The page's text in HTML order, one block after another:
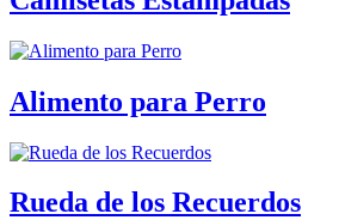
Alimento para Perro
Rueda de los Recuerdos